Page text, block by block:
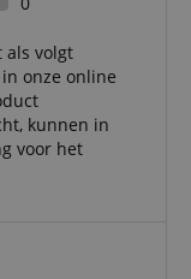
als volgt
onze online
kunnen in
voor het
niet
Vervaldatum
1 jaar 1
maand